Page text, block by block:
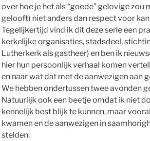
over hoe je het als “goede” gelovige zou
gelooft) niet anders dan respect voor
Tegelijkertijd vind ik dit deze serie een
kerkelijke organisaties, stadsdeel,
Lutherkerk als gastheer) en ben ik
hier hun persoonlijk verhaal komen
en naar wat dat met de aanwezigen aan
We hebben ondertussen twee avonden
Natuurlijk ook een beetje omdat ik niet
kennelijk best blijk te kunnen, maar
kwamen en de aanwezigen in
stelden.